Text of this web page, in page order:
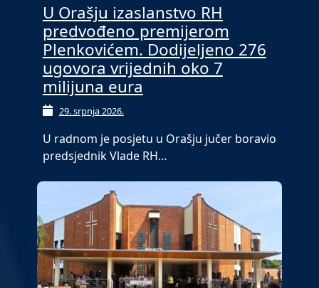
U Orašju izaslanstvo RH
predvođeno premijerom
Plenkovićem. Dodijeljeno 276
ugovora vrijednih oko 7
milijuna eura
29. srpnja 2026.
U radnom je posjetu u Orašju jučer boravio
predsjednik Vlade RH…